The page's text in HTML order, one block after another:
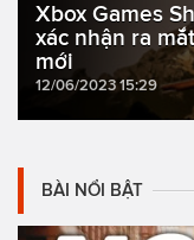
Xbox Games
xác nhận ra
mới
12/06/2023 15:29
BÀI NỔI BẬT